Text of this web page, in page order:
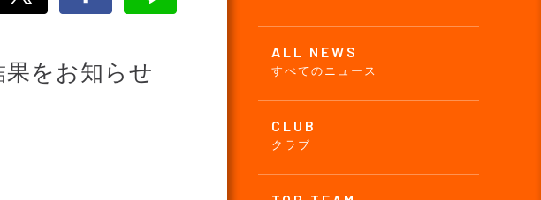
ALL NEWS
すべてのニュース
CLUB
クラブ
をお知らせ